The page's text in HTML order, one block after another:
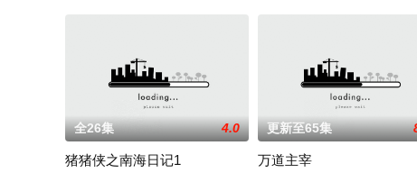
全26集 4.0
猪猪侠之南海日记1
更新至65集
万道主宰